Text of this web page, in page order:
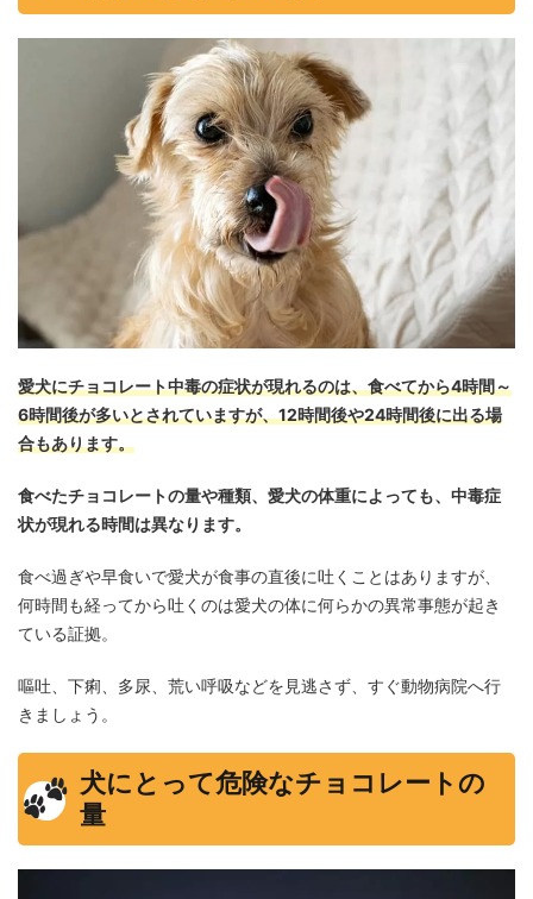
愛犬にチョコレート中毒の症状が現れるのは、食べてから4時間～
6時間後が多いとされていますが、12時間後や24時間後に出る場
合もあります。
食べたチョコレートの量や種類、愛犬の体重によっても、中毒症
状が現れる時間は異なります。
食べ過ぎや早食いで愛犬が食事の直後に吐くことはありますが、
何時間も経ってから吐くのは愛犬の体に何らかの異常事態が起き
ている証拠。
嘔吐、下痢、多尿、荒い呼吸などを見逃さず、すぐ動物病院へ行
きましょう。
犬にとって危険なチョコレートの
量